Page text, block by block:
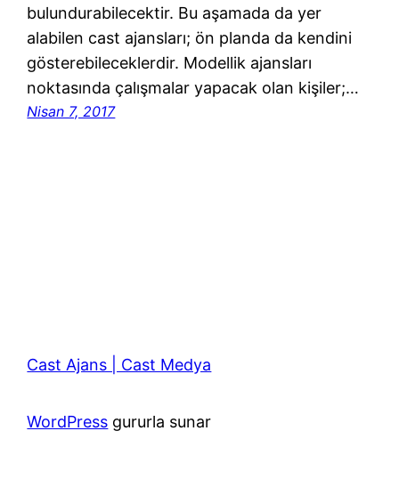
bulundurabilecektir. Bu aşamada da yer
alabilen cast ajansları; ön planda da kendini
gösterebileceklerdir. Modellik ajansları
noktasında çalışmalar yapacak olan kişiler;…
Nisan 7, 2017
Cast Ajans | Cast Medya
WordPress gururla sunar